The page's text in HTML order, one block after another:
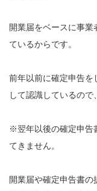
開業届をベースに事
ているからです。
前年以前に確定申告を
して認識しているので
※翌年以後の確定申告
てきません。
開業届や確定申告書